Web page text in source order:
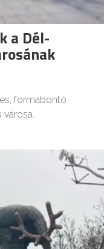
a Dél-
formabontó